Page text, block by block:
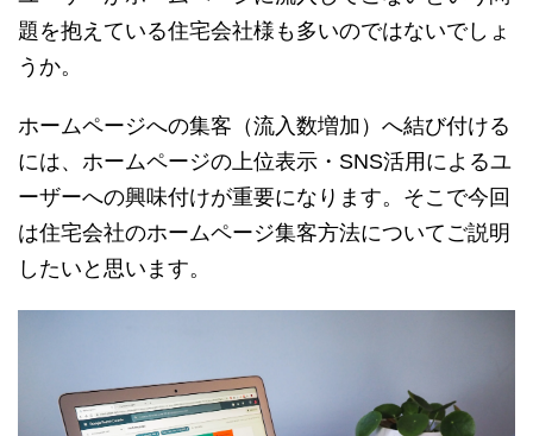
題を抱えている住宅会社様も多いのではないでしょ
うか。
ホームページへの集客（流入数増加）へ結び付ける
には、ホームページの上位表示・SNS活用によるユ
ーザーへの興味付けが重要になります。そこで今回
は住宅会社のホームページ集客方法についてご説明
したいと思います。